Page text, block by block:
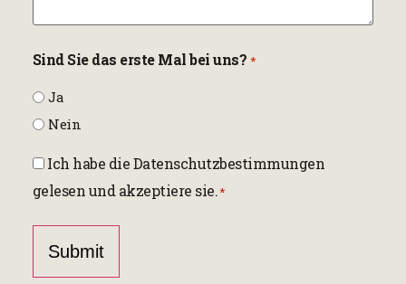
Sind Sie das erste Mal bei uns? *
Ja
Nein
Consentimiento
*
Ich habe die Datenschutzbestimmungen
gelesen und akzeptiere sie.*